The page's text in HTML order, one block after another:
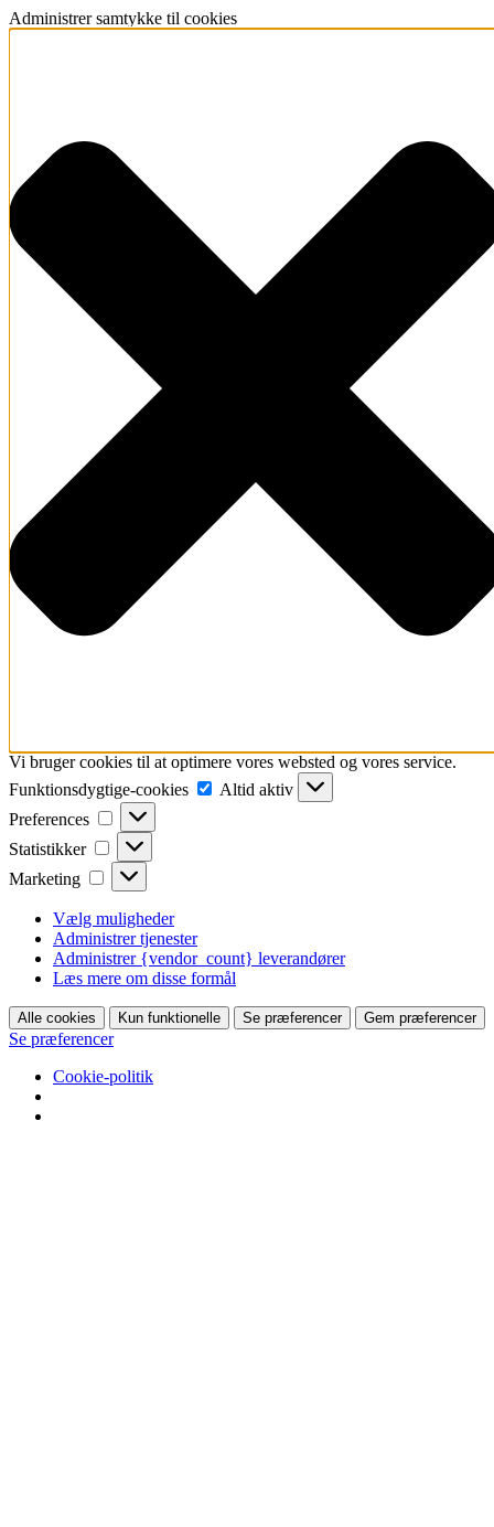
Administrer samtykke til cookies
Vi bruger cookies til at optimere vores websted og vores service.
Funktionsdygtige-cookies
Funktionsdygtige-
cookies
Altid aktiv
Preferences
Preferences
Statistikker Statistikker
Marketing Marketing
Vælg muligheder
Administrer tjenester
Administrer {vendor_count} leverandører
Læs mere om disse formål
Alle cookies Kun funktionelle Se præferencer Gem præferencer
Se præferencer
Cookie-politik